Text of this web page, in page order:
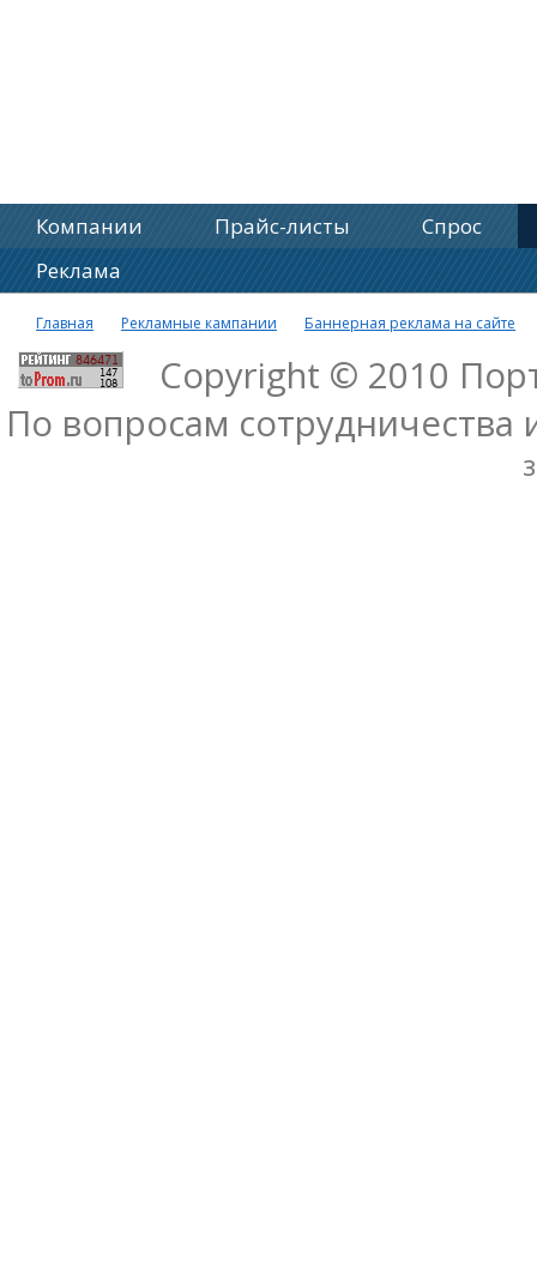
Компании Прайс-листы
Спрос
Реклама
Главная Рекламные кампании Баннерная реклама на сайте
Copyright © 2010
По вопросам